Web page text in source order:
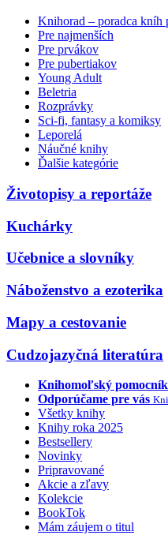
Knihorad – poradca kníh
Pre najmenších
Pre prvákov
Pre pubertiakov
Young Adult
Beletria
Rozprávky
Sci-fi, fantasy a komiksy
Leporelá
Náučné knihy
Ďalšie kategórie
Životopisy a reportáže
Kuchárky
Učebnice a slovníky
Náboženstvo a ezoterika
Mapy a cestovanie
Cudzojazyčná literatúra
Knihomoľský pomocník
Odporúčame pre vás
Všetky knihy
Knihy roka 2025
Bestsellery
Novinky
Pripravované
Akcie a zľavy
Kolekcie
BookTok
Mám záujem o titul